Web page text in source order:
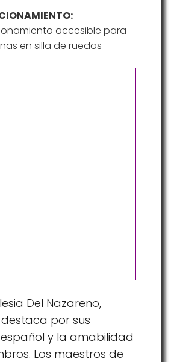
accesible para
en silla de ruedas
Del Nazareno,
destaca por sus
español y la amabilidad
Los maestros de